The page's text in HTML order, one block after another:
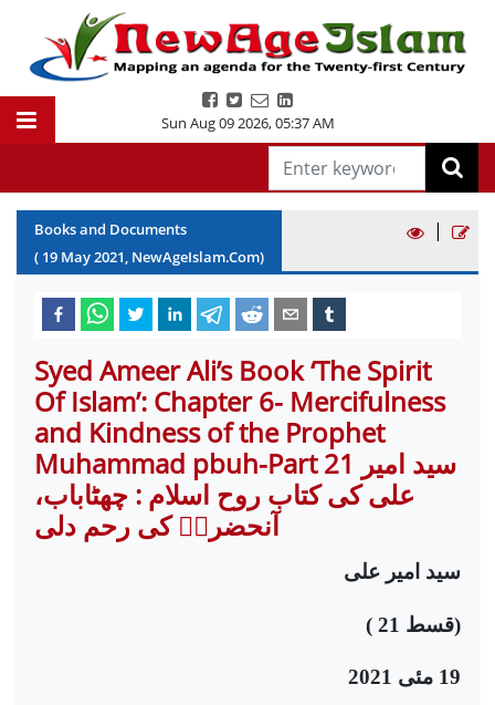
Sun Aug 09 2026,05:37 AM
Books and Documents
( 19 May2021, NewAgeIslam.Com)
|
Syed Ameer Ali’s Book ‘The Spirit
Of Islam’: Chapter 6- Mercifulness
and Kindness of the Prophet
Muhammad pbuh-Part 21 سید امیر
علی کی کتاب روح اسلام : چھٹاباب،
آنحضرتؐ کی رحم دلی
سید امیر علی
(قسط 21 )
19 مئی 2021